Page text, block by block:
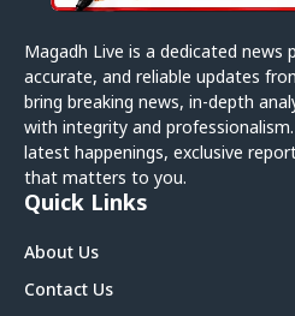
Magadh Live is a dedicated news
accurate, and reliable updates
bring breaking news, in-depth
with integrity and
latest happenings, exclusive
that matters to you.
Quick Links
About Us
Contact Us